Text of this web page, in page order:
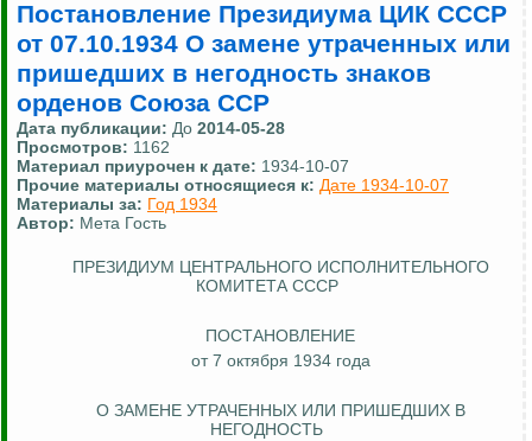
Постановление Президиума ЦИК СССР
от 07.10.1934 О замене утраченных или
пришедших в негодность знаков
орденов Союза ССР
Дата публикации: До 2014-05-28
Просмотров: 1162
Материал приурочен к дате: 1934-10-07
Прочие материалы относящиеся к: Дате 1934-10-07
Материалы за: Год 1934
Автор: Мета Гость
ПРЕЗИДИУМ ЦЕНТРАЛЬНОГО ИСПОЛНИТЕЛЬНОГО
КОМИТЕТА СССР
ПОСТАНОВЛЕНИЕ
от 7 октября 1934 года
О ЗАМЕНЕ УТРАЧЕННЫХ ИЛИ ПРИШЕДШИХ В
НЕГОДНОСТЬ